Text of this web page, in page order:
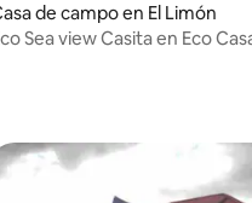
de campo en El Limón
Sea view Casita en Eco